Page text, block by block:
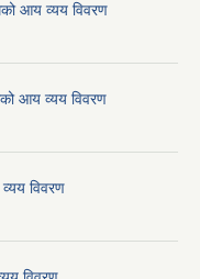
आय व्यय विवरण
आय व्यय विवरण
विवरण